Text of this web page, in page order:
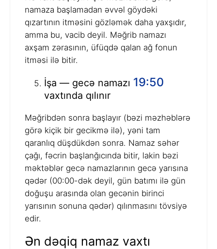
namaza başlamadan əvvəl göydəki
qızartının itməsini gözləmək daha yaxşıdır,
amma bu, vacib deyil. Məğrib namazı
axşam zərasının, üfüqdə qalan ağ fonun
itməsi ilə bitir.
İşa — gecə namazı 19:50
vaxtında qılınır
Məğribdən sonra başlayır (bəzi məzhəblərə
görə kiçik bir gecikmə ilə), yəni tam
qaranlıq düşdükdən sonra. Namaz səhər
çağı, fəcrin başlanğıcında bitir, lakin bəzi
məktəblər gecə namazlarının gecə yarısına
qədər (00:00-dək deyil, gün batımı ilə gün
doğuşu arasında olan gecənin birinci
yarısının sonuna qədər) qılınmasını tövsiyə
edir.
Ən dəqiq namaz vaxtı